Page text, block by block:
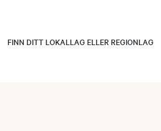
FINN DITT LOKALLAG ELLER REGIONLAG